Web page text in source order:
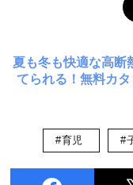
夏も冬も快適な高断
てられる！無料カ
#育児 #